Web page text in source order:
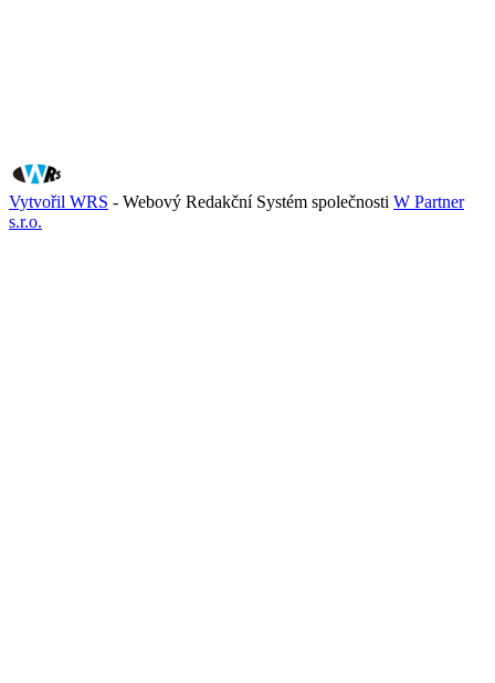
Vytvořil WRS - Webový Redakční Systém společnosti W Partner
s.r.o.